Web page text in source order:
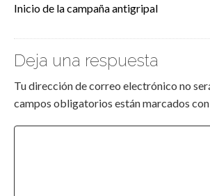
Inicio de la campaña antigripal
Deja una respuesta
Tu dirección de correo electrónico no
campos obligatorios están marcados con